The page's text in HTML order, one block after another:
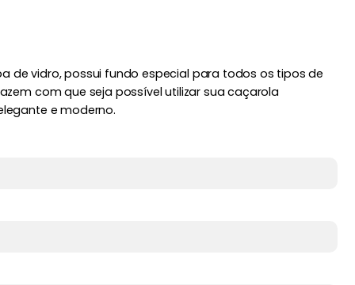
de vidro, possui fundo especial para todos os tipos de
com que seja possível utilizar sua caçarola
e moderno.